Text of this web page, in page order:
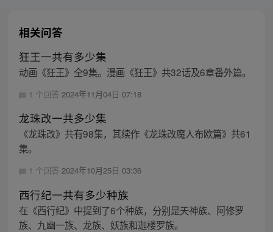
相关问答
狂王一共有多少集
动画《狂王》全9集。漫画《狂王》共32话及6章番外篇。
1 个回答 2024年11月04日 07:18
龙珠改一共多少集
《龙珠改》共有98集，其续作《龙珠改魔人布欧篇》共61
集。
1 个回答 2024年10月25日 03:36
西行纪一共有多少种族
在《西行纪》中提到了6个种族，分别是天神族、阿修罗
族、九幽一族、龙族、妖族和迦楼罗族。